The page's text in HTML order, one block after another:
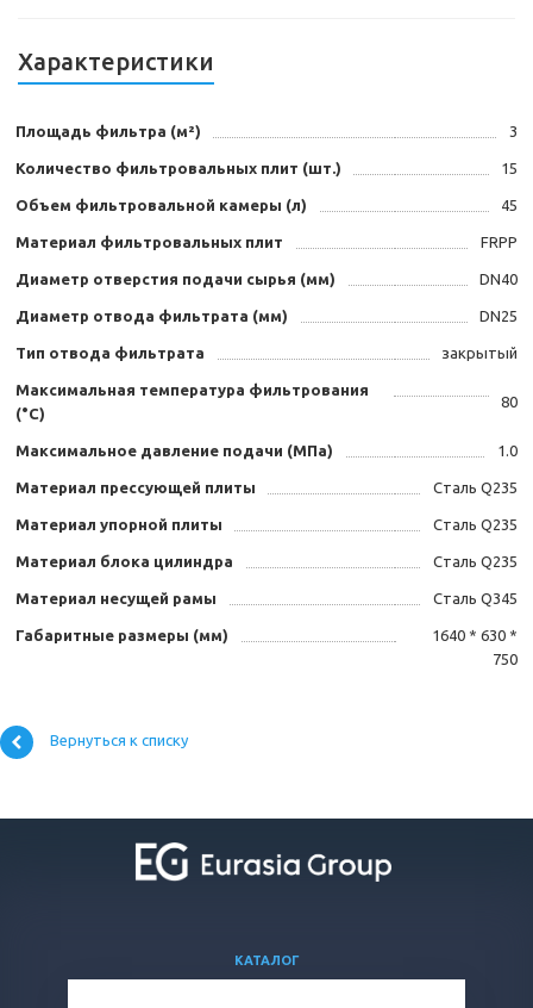
Характеристики
Площадь фильтра (м²) 3
Количество фильтровальных плит (шт.) 15
Объем фильтровальной камеры (л) 45
Материал фильтровальных плит FRPP
Диаметр отверстия подачи сырья (мм) DN40
Диаметр отвода фильтрата (мм) DN25
Тип отвода фильтрата закрытый
Максимальная температура фильтрования
(°C)
80
Максимальное давление подачи (МПа) 1.0
Материал прессующей плиты Сталь Q235
Материал упорной плиты Сталь Q235
Материал блока цилиндра Сталь Q235
Материал несущей рамы Сталь Q345
Габаритные размеры (мм)
1640 * 630 *
750
Вернуться к списку
КАТАЛОГ